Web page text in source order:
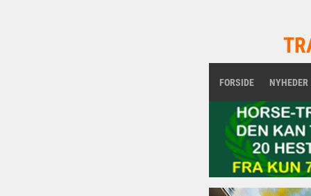
FORSIDE NYHEDER